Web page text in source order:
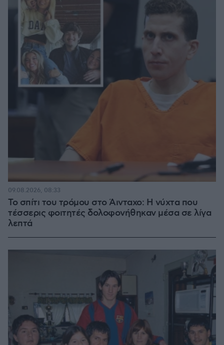
Το σπίτι του τρόμου στο Άινταχο: Η νύχτα που
τέσσερις φοιτητές δολοφονήθηκαν μέσα σε λίγα
λεπτά
09.08.2026, 08:33